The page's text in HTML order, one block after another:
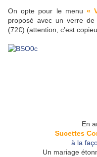
On opte pour le menu «
proposé avec un verre
(72€) (attention, c’est
En
Sucettes
à la
Un mariage